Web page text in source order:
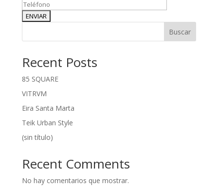
Buscar
Recent Posts
85 SQUARE
VITRVM
Eira Santa Marta
Teik Urban Style
(sin título)
Recent Comments
No hay comentarios que mostrar.